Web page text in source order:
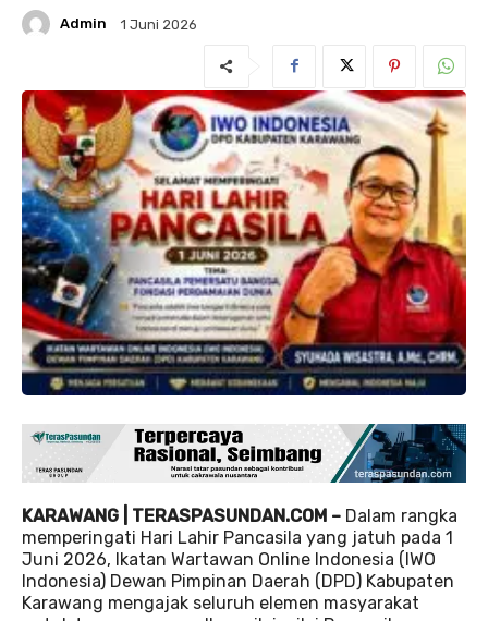
Admin 1 Juni 2026
KARAWANG | TERASPASUNDAN.COM – Dalam rangka
memperingati Hari Lahir Pancasila yang jatuh pada 1
Juni 2026, Ikatan Wartawan Online Indonesia (IWO
Indonesia) Dewan Pimpinan Daerah (DPD) Kabupaten
Karawang mengajak seluruh elemen masyarakat